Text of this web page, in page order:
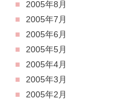
2005年8月
2005年7月
2005年6月
2005年5月
2005年4月
2005年3月
2005年2月